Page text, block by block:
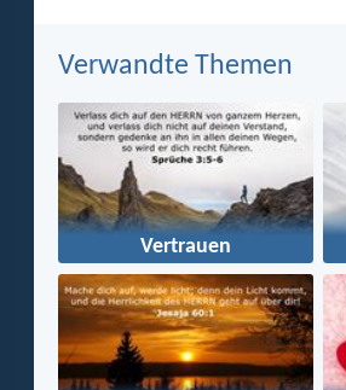
Verwandte Themen
Vertrauen